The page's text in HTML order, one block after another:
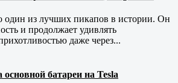
один из лучших пикапов в истории. Он
и продолжает удивлять
даже через...
батареи на Tesla